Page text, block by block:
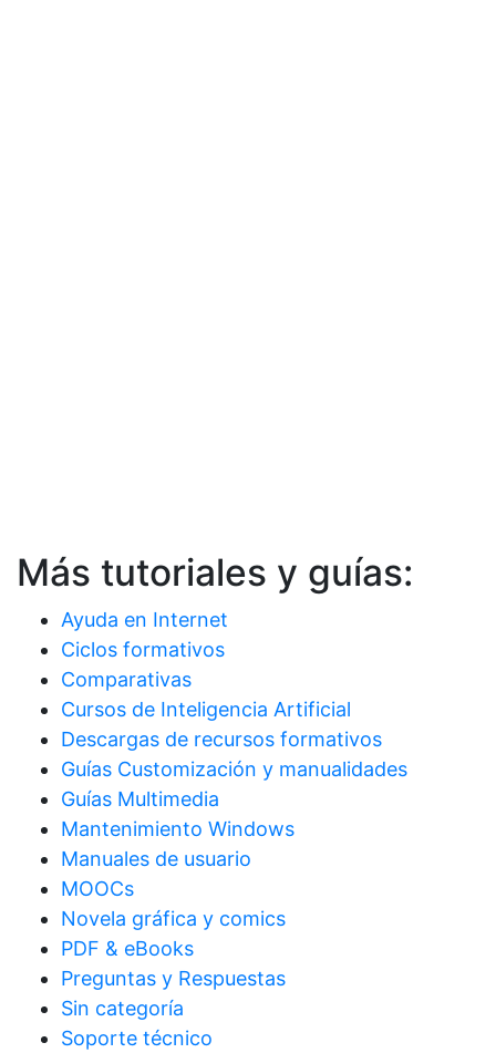
Más tutoriales y guías:
Ayuda en Internet
Ciclos formativos
Comparativas
Cursos de Inteligencia Artificial
Descargas de recursos formativos
Guías Customización y manualidades
Guías Multimedia
Mantenimiento Windows
Manuales de usuario
MOOCs
Novela gráfica y comics
PDF & eBooks
Preguntas y Respuestas
Sin categoría
Soporte técnico